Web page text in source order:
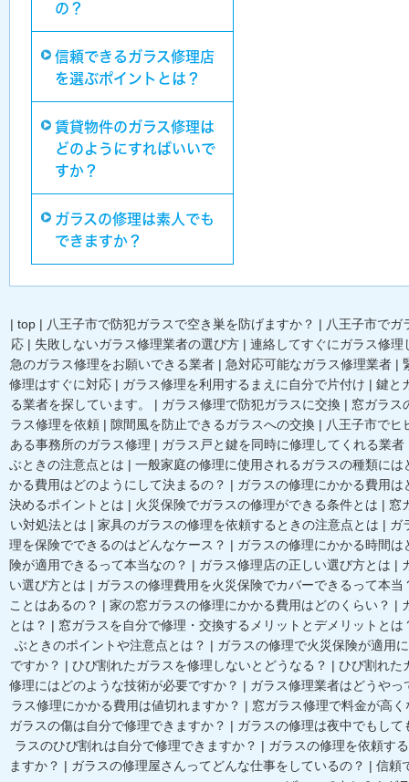
の？
信頼できるガラス修理店
を選ぶポイントとは？
賃貸物件のガラス修理は
どのようにすればいいで
すか？
ガラスの修理は素人でも
できますか？
| top | 八王子市で防犯ガラスで空き巣を防げますか？ | 八王子市でガ
応 | 失敗しないガラス修理業者の選び方 | 連絡してすぐにガラス修理
急のガラス修理をお願いできる業者 | 急対応可能なガラス修理業者 |
修理はすぐに対応 | ガラス修理を利用するまえに自分で片付け | 鍵と
る業者を探しています。
| ガラス修理で防犯ガラスに交換 | 窓ガラス
ラス修理を依頼 | 隙間風を防止できるガラスへの交換 | 八王子市でヒ
ある事務所のガラス修理 | ガラス戸と鍵を同時に修理してくれる業者
ぶときの注意点とは | 一般家庭の修理に使用されるガラスの種類には
かる費用はどのようにして決まるの？ | ガラスの修理にかかる費用は
決めるポイントとは | 火災保険でガラスの修理ができる条件とは | 窓
い対処法とは | 家具のガラスの修理を依頼するときの注意点とは | ガ
理を保険でできるのはどんなケース？ | ガラスの修理にかかる時間は
険が適用できるって本当なの？ | ガラス修理店の正しい選び方とは |
い選び方とは | ガラスの修理費用を火災保険でカバーできるって本当
ことはあるの？ | 家の窓ガラスの修理にかかる費用はどのくらい？ |
とは？ | 窓ガラスを自分で修理・交換するメリットとデメリットとは
ぶときのポイントや注意点とは？ | ガラスの修理で火災保険が適用
ですか？ | ひび割れたガラスを修理しないとどうなる？ | ひび割れた
修理にはどのような技術が必要ですか？ | ガラス修理業者はどうや
ラス修理にかかる費用は値切れますか？ | 窓ガラス修理で料金が高
ガラスの傷は自分で修理できますか？ | ガラスの修理は夜中でもして
ラスのひび割れは自分で修理できますか？ | ガラスの修理を依頼す
ますか？ | ガラスの修理屋さんってどんな仕事をしているの？ | 信頼